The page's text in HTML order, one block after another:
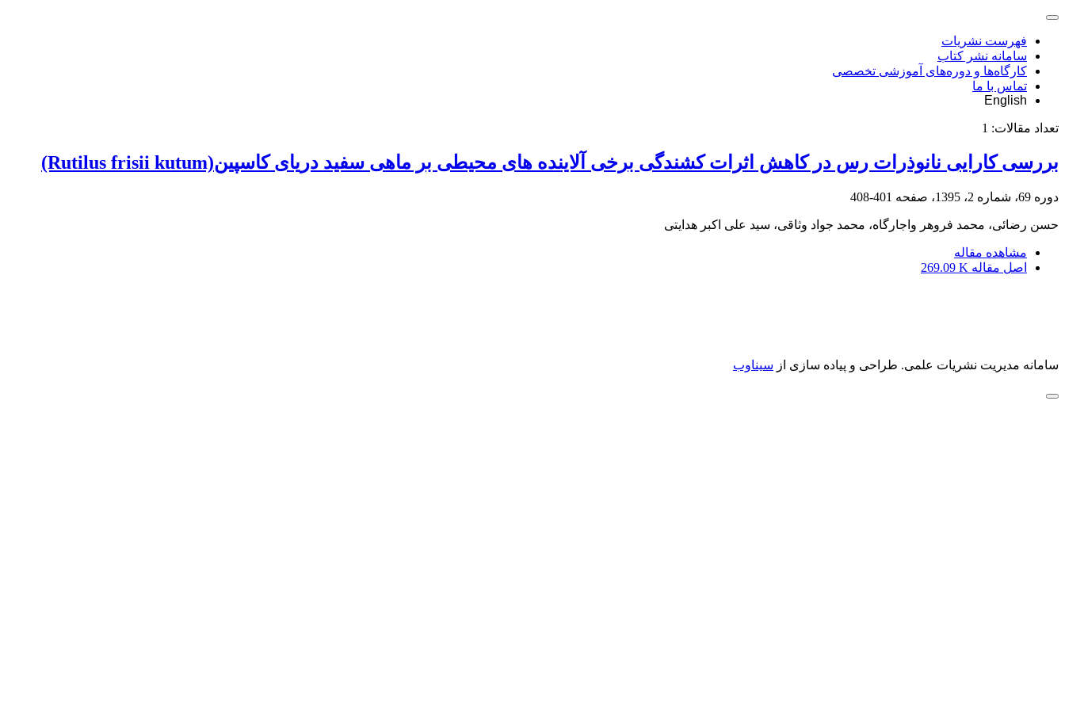
فهرست نشریات
سامانه نشر کتاب
کارگاه‌ها و دوره‌های آموزشی تخصصی
تماس با ما
English
تعداد مقالات: 1
بررسی کارایی نانوذرات رس در کاهش اثرات کشندگی برخی آلاینده های ‏محیطی بر ماهی سفید دریای کاسپین‎(Rutilus frisii kutum)‎
دوره 69، شماره 2، 1395، صفحه 401-408
حسن رضائی، محمد فروهر واجارگاه، محمد جواد وثاقی، سید علی اکبر هدایتی
مشاهده مقاله
اصل مقاله 269.09 K
سامانه مدیریت نشریات علمی. طراحی و پیاده سازی از سیناوب